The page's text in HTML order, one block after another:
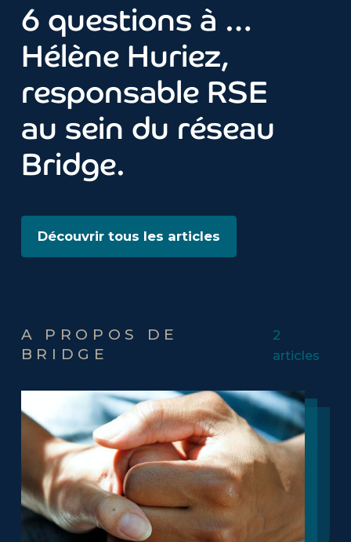
6 questions à …
Hélène Huriez,
responsable RSE
au sein du réseau
Bridge.
Découvrir tous les articles
A PROPOS DE
BRIDGE
2
articles